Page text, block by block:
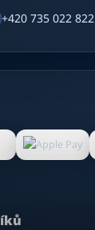
+420 735 022 822